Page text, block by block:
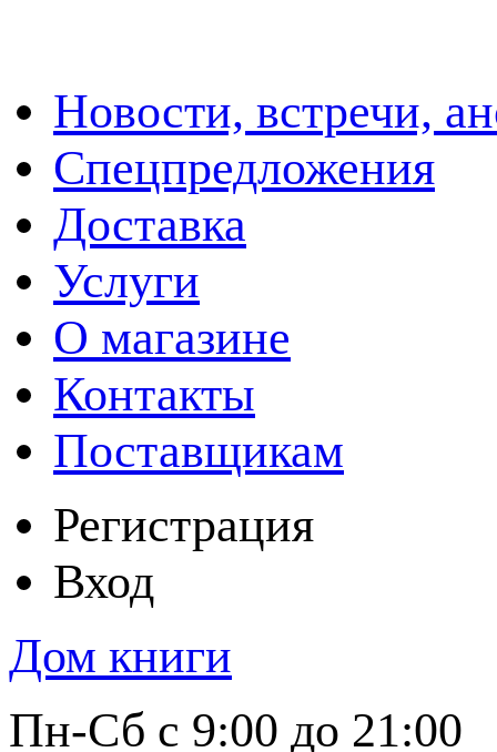
Новости, встречи,
Спецпредложения
Доставка
Услуги
О магазине
Контакты
Поставщикам
Регистрация
Вход
Дом книги
Пн-Сб с 9:00 до 21:00